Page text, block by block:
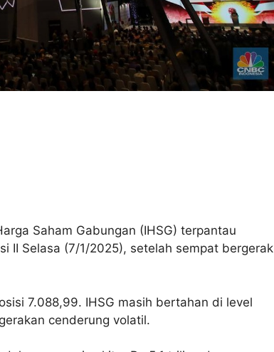
Saham Gabungan (IHSG) terpantau
II Selasa (7/1/2025), setelah sempat bergerak
7.088,99. IHSG masih bertahan di level
cenderung volatil.